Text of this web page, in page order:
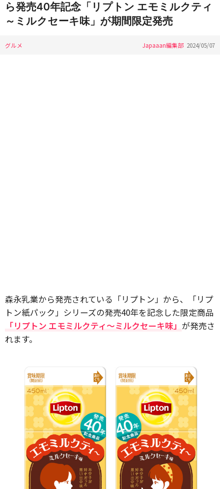
ら発売40年記念「リプトン エモミルクティ
～ミルクセーキ味」が期間限定発売
グルメ Japaaan編集部 2024/05/07
森永乳業から発売されている「リプトン」から、「リプ
トン紙パック」シリーズの発売40年を記念した限定商品
「リプトン エモミルクティ～ミルクセーキ味」 が発売さ
れます。